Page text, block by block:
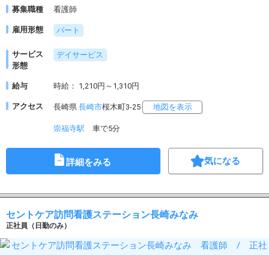
募集職種 看護師
雇用形態 パート
サービス
形態
デイサービス
給与 時給： 1,210円～1,310円
アクセス 長崎県 長崎市桜木町3-25 地図を表示
崇福寺駅 車で5分
詳細をみる 気になる
セントケア訪問看護ステーション長崎みなみ
正社員（日勤のみ）